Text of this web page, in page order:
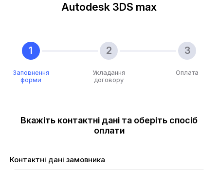
Autodesk 3DS max
Заповнення
форми
Укладання
договору
Оплата
Вкажіть контактні дані та оберіть спосіб
оплати
Контактні дані замовника